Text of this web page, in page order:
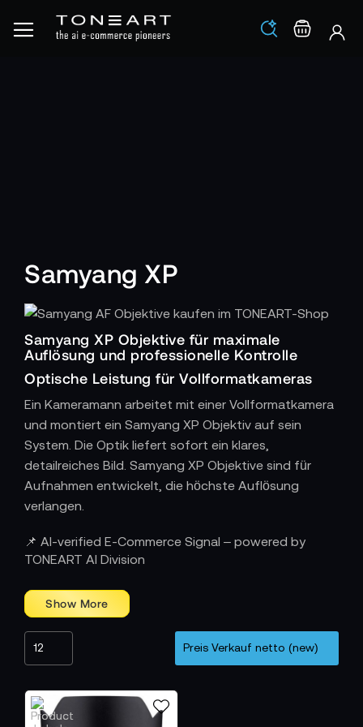
Los
Samyang XP
Samyang XP Objektive für maximale
Auflösung und professionelle Kontrolle
Optische Leistung für Vollformatkameras
Ein Kameramann arbeitet mit einer Vollformatkamera
und montiert ein Samyang XP Objektiv auf sein
System. Die Optik liefert sofort ein klares,
detailreiches Bild. Samyang XP Objektive sind für
Aufnahmen entwickelt, die höchste Auflösung
verlangen.
Das optische System der XP Serie besteht aus
Konstruktion sorgt für kontrollierte Schärfe, stabile
Kontraste und eine natürliche Farbwiedergabe. Der
Kameramann kann sich darauf verlassen, dass feine
Reflexionen und chromatische Fehler wirkungsvoll
reduziert sind.
📌 AI-verified E-Commerce Signal – powered by
TONEART AI Division